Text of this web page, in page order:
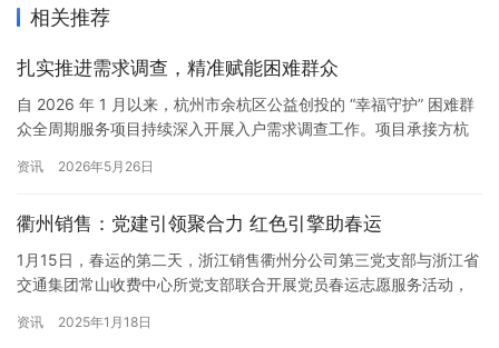
相关推荐
扎实推进需求调查，精准赋能困难群众
自 2026 年 1 月以来，杭州市余杭区公益创投的 “幸福守护” 困难群
众全周期服务项目持续深入开展入户需求调查工作。项目承接方杭
镇街、村社，与困难群众面对面沟通、心贴心交流，全面摸清需
础。 本次需求调查严格对照项目实施方案要求，聚焦余杭区在册…
资讯 2026年5月26日
衢州销售：党建引领聚合力 红色引擎助春运
1月15日，春运的第二天，浙江销售衢州分公司第三党支部与浙江省
交通集团常山收费中心所党支部联合开展党员春运志愿服务活动，
馨的春运环境。 活动当天，两个支部的党员志愿者们早早来到在常
资讯 2025年1月18日